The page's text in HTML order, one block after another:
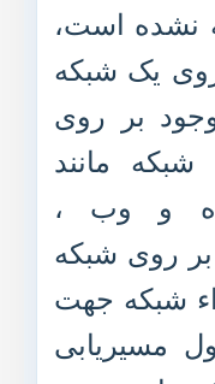
نشده است،
یک شبکه
بر روی
مانند
و وب ،
بر روی شبکه
شبکه جهت
مسیریابی